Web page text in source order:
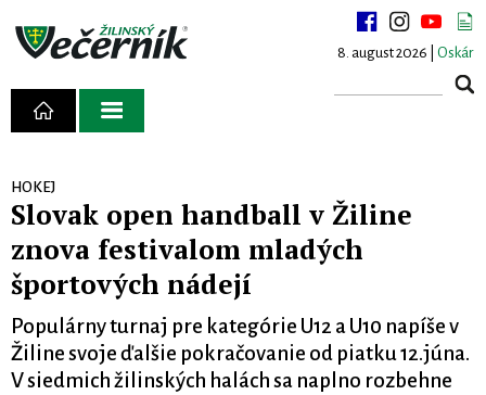
8. august 2026 | Oskár
HOKEJ
Slovak open handball v Žiline
znova festivalom mladých
športových nádejí
Populárny turnaj pre kategórie U12 a U10 napíše v
Žiline svoje ďalšie pokračovanie od piatku 12.júna.
V siedmich žilinských halách sa naplno rozbehne